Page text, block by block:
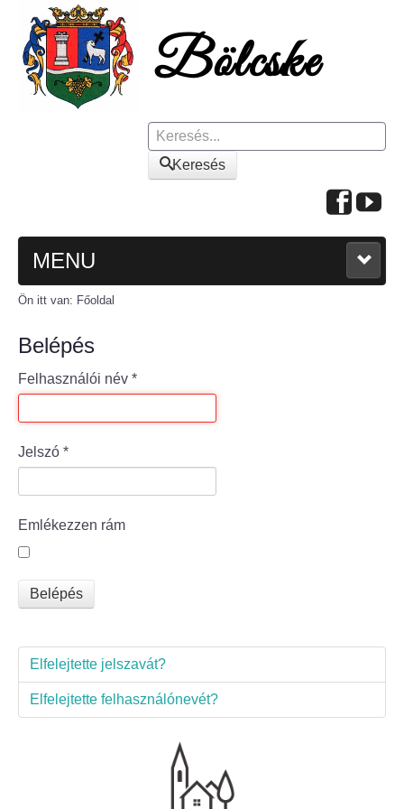
Keresés
Keresés
MENU
FŐOLDAL
A KÖZSÉGRŐL
Polgármesteri köszöntő
Bölcske település
Mi újság Bölcskén?
Értéktár bizottság
Látnivalók
Szállások
Református Egyház
Ön itt van: Főoldal
Belépés
Felhasználói név *
Jelszó *
Emlékezzen rám
Belépés
Elfelejtette jelszavát?
Elfelejtette felhasználónevét?